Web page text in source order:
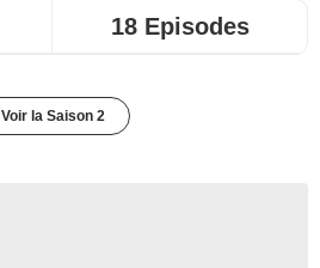
18 Episodes
Voir la Saison 2